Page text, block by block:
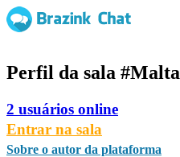
Perfil da sala #Malta
2 usuários online
Entrar na sala
Sobre o autor da plataforma